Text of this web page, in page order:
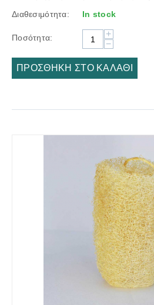
Διαθεσιμότητα:
In stock
Ποσότητα:
+
−
ΠΡΟΣΘΉΚΗ ΣΤΟ ΚΑΛΆΘΙ